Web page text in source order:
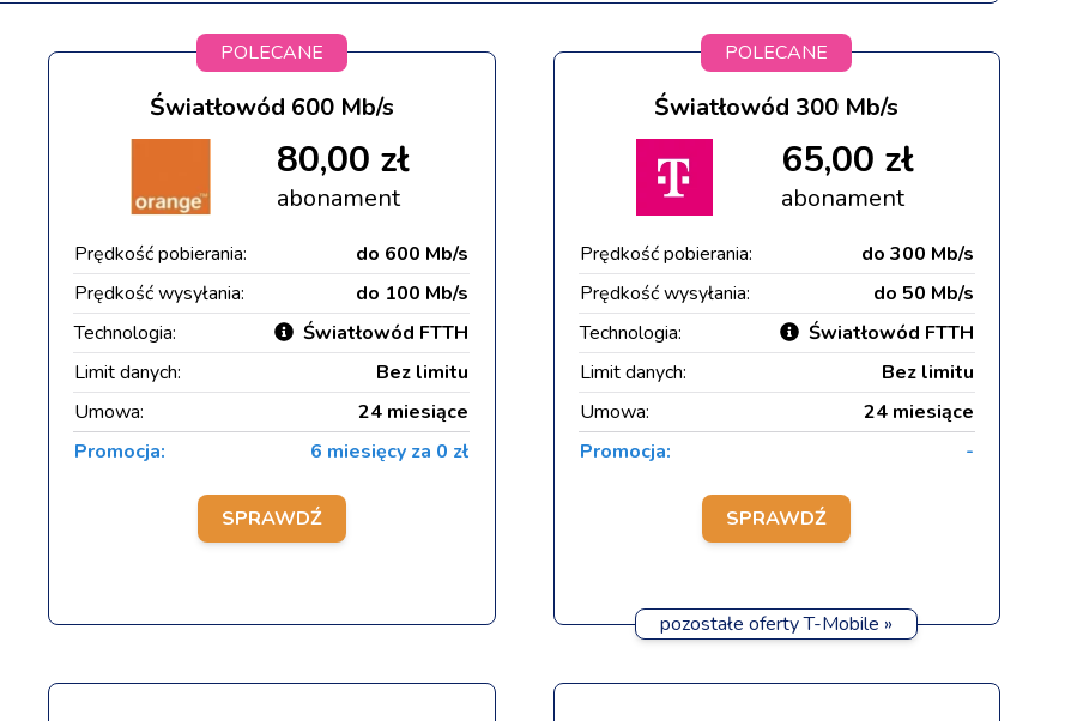
POLECANE
Światłowód 600 Mb/s
80,00 zł
abonament
Prędkość pobierania:
do 600 Mb/s
Prędkość wysyłania:
do 100 Mb/s
Technologia:
Światłowód FTTH
Limit danych:
Bez limitu
Umowa:
24 miesiące
Promocja:
6 miesięcy za 0 zł
SPRAWDŹ
POLECANE
Światłowód 300 Mb/s
65,00 zł
abonament
Prędkość pobierania:
do 300 Mb/s
Prędkość wysyłania:
do 50 Mb/s
Technologia:
Światłowód FTTH
Limit danych:
Bez limitu
Umowa:
24 miesiące
Promocja:
-
SPRAWDŹ
pozostałe oferty T-Mobile »